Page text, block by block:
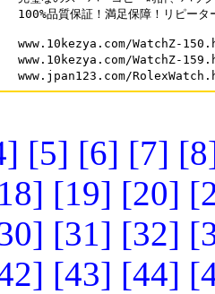
100%品質保証！満足保障！リピー
www.10kezya.com/WatchZ-
www.10kezya.com/WatchZ-
www.jpan123.com/
[5] [6] [7]
[19] [20]
[31] [32]
[43] [44]